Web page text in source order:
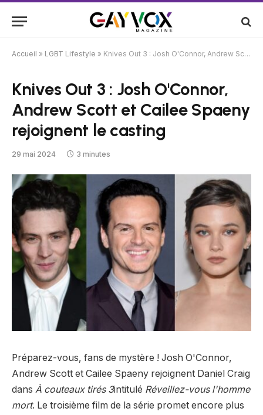
Accueil » LGBT Lifestyle » Knives Out 3 : Josh O'Connor, Andrew Scott et Cailee Spaeny rejoignent le casting
Knives Out 3 : Josh O'Connor,
Andrew Scott et Cailee Spaeny
rejoignent le casting
29 mai 2024 3 minutes
Préparez-vous, fans de mystère ! Josh O'Connor,
Andrew Scott et Cailee Spaeny rejoignent Daniel Craig
dans À couteaux tirés 3intitulé Réveillez-vous l'homme
mort. Le troisième film de la série promet encore plus